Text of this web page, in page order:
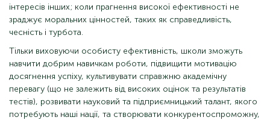
інтересів інших; коли прагнення високої ефективності не
зраджує моральних цінностей, таких як справедливість,
чесність і турбота.
Тільки виховуючи особисту ефективність, школи зможуть
навчити добрим навичкам роботи, підвищити мотивацію
досягнення успіху, культивувати справжню академічну
перевагу (що не залежить від високих оцінок та результатів
тестів), розвивати науковий та підприємницький талант, якого
потребують наші нації, та створювати конкурентоспроможну,